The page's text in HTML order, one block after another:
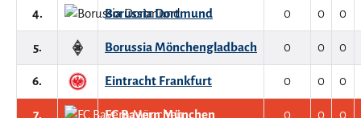
4. Borussia Dortmund 0 0 0
5. Borussia Mönchengladbach 0 0 0
6. Eintracht Frankfurt 0 0 0
7. FC Bayern München 0 0 0